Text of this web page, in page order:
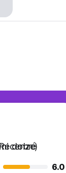
dobré
6.0